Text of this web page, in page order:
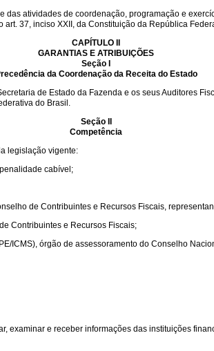
das atividades de coordenação, programação e
37, inciso XXII, da Constituição da República
CAPÍTULO II
GARANTIAS E ATRIBUIÇÕES
Seção I
da Coordenação da Receita do Estado
de Estado da Fazenda e os seus Auditores
do Brasil.
Seção II
Competência
legislação vigente:
cabível;
de Contribuintes e Recursos Fiscais,
Contribuintes e Recursos Fiscais;
ICMS), órgão de assessoramento do Conselho
examinar e receber informações das instituições